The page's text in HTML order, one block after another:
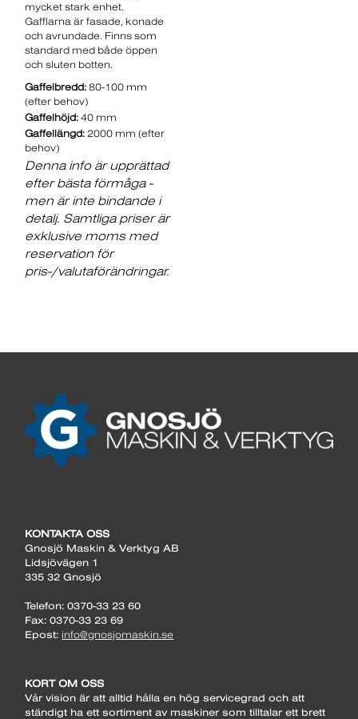
mycket stark enhet.
Gafflarna är fasade, konade
och avrundade. Finns som
standard med både öppen
och sluten botten.
Gaffelbredd: 80-100 mm
(efter behov)
Gaffelhöjd: 40 mm
Gaffellängd: 2000 mm (efter
behov)
Denna info är upprättad
efter bästa förmåga -
men är inte bindande i
detalj. Samtliga priser är
exklusive moms med
reservation för
pris-/valutaförändringar.
KONTAKTA OSS
Gnosjö Maskin & Verktyg AB
Lidsjövägen 1
335 32 Gnosjö
Telefon: 0370-33 23 60
Fax: 0370-33 23 69
Epost: info@gnosjomaskin.se
KORT OM OSS
Vår vision är att alltid hålla en hög servicegrad och att
ständigt ha ett sortiment av maskiner som tilltalar ett brett